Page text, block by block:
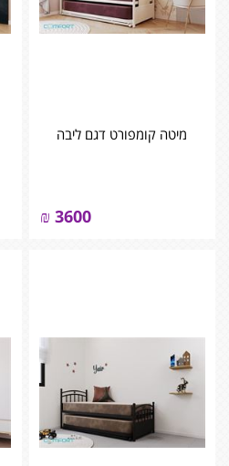
מיטה קומפורט דגם ליבה
3600
₪